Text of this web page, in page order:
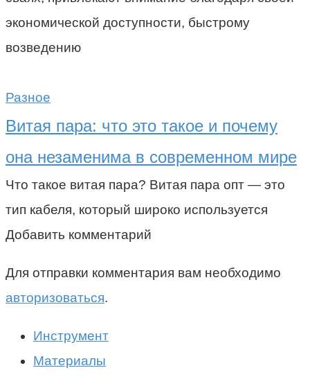
экономической доступности, быстрому
возведению
Разное
Витая пара: что это такое и почему
она незаменима в современном мире
Что такое витая пара? Витая пара опт — это
тип кабеля, который широко используется
Добавить комментарий
Для отправки комментария вам необходимо
авторизоваться.
Инструмент
Материалы